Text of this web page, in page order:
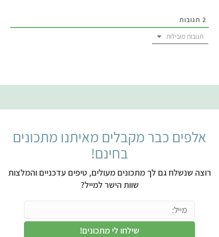
2 תגובות
תגובות מובילות
אלפים כבר מקבלים מאיתנו מתכונים
בחינם!
רוצה שנשלח גם לך מתכונים מעולים, טיפים עדכניים והמלצות
שוות הישר למייל?
שילחו לי מתכונים!